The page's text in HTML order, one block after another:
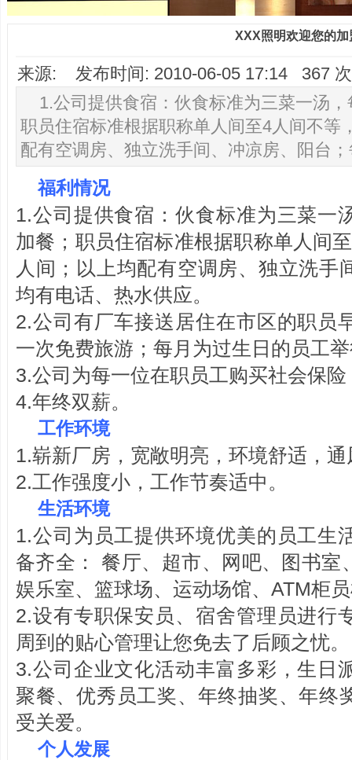
XXX照明欢迎您的加
来源: 发布时间: 2010-06-05 17:14 367
1.公司提供食宿：伙食标准为三菜一汤
职员住宿标准根据职称单人间至4人间不等
配有空调房、独立洗手间、冲凉房、阳台
福利情况
1.公司提供食宿：伙食标准为三菜一
加餐；职员住宿标准根据职称单人间
人间；以上均配有空调房、独立洗手
均有电话、热水供应。
2.公司有厂车接送居住在市区的职员
一次免费旅游；每月为过生日的员工
3.公司为每一位在职员工购买社会保
4.年终双薪。
工作环境
1.崭新厂房，宽敞明亮，环境舒适，
2.工作强度小，工作节奏适中。
生活环境
1.公司为员工提供环境优美的员工生
备齐全： 餐厅、超市、网吧、图书室
娱乐室、篮球场、运动场馆、ATM柜
2.设有专职保安员、宿舍管理员进行
周到的贴心管理让您免去了后顾之忧。
3.公司企业文化活动丰富多彩，生日
聚餐、优秀员工奖、年终抽奖、年终
受关爱。
个人发展